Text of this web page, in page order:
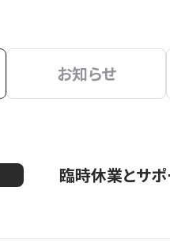
お知らせ
臨時休業とサ